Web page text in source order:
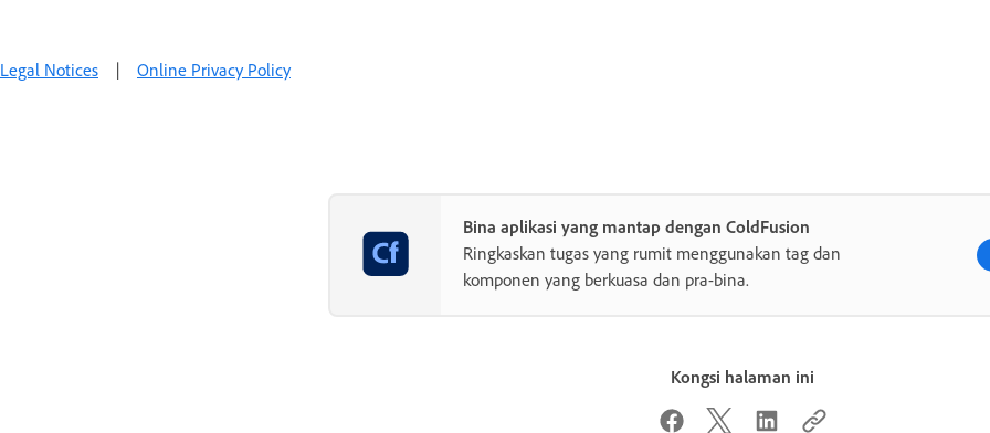
Legal Notices | Online Privacy Policy
Bina aplikasi yang mantap dengan ColdFusion
Ringkaskan tugas yang rumit menggunakan tag dan
komponen yang berkuasa dan pra-bina.
Kongsi halaman ini